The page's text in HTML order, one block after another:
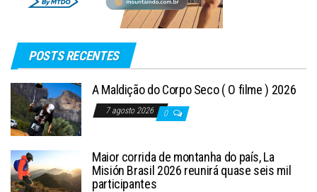
POSTS RECENTES
A Maldição do Corpo Seco ( O filme ) 2026
7 agosto 2026 0
Maior corrida de montanha do país, La
Misión Brasil 2026 reunirá quase seis mil
participantes